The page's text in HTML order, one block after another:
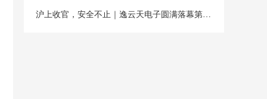
沪上收官，安全不止｜逸云天电子圆满落幕第五届长三角国际应急博览会！